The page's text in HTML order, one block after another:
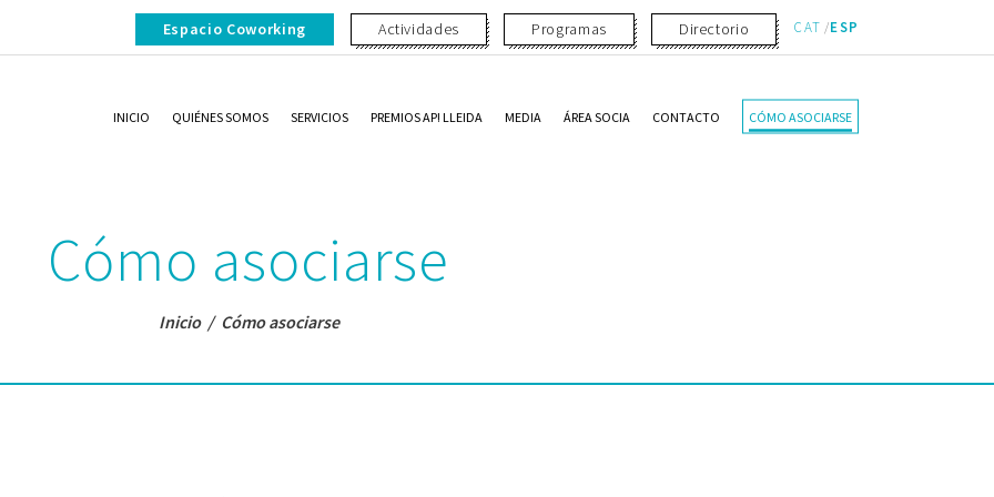
Espacio Coworking Actividades Programas Directorio CAT ESP
INICIO QUIÉNES SOMOS SERVICIOS PREMIOS AP! LLEIDA MEDIA ÁREA SOCIA CONTACTO CÓMO ASOCIARSE
Cómo asociarse
Inicio/ Cómo asociarse